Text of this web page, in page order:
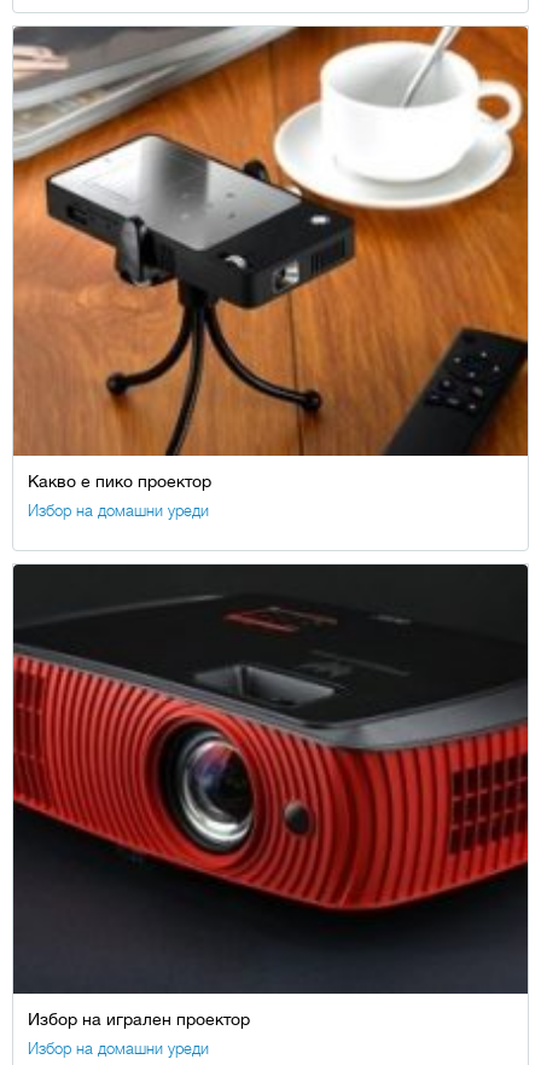
Какво е пико проектор
Избор на домашни уреди
Избор на игрален проектор
Избор на домашни уреди